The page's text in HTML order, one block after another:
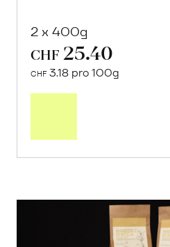
2 x 400g
CHF 25.40
CHF 3.18 pro 100g